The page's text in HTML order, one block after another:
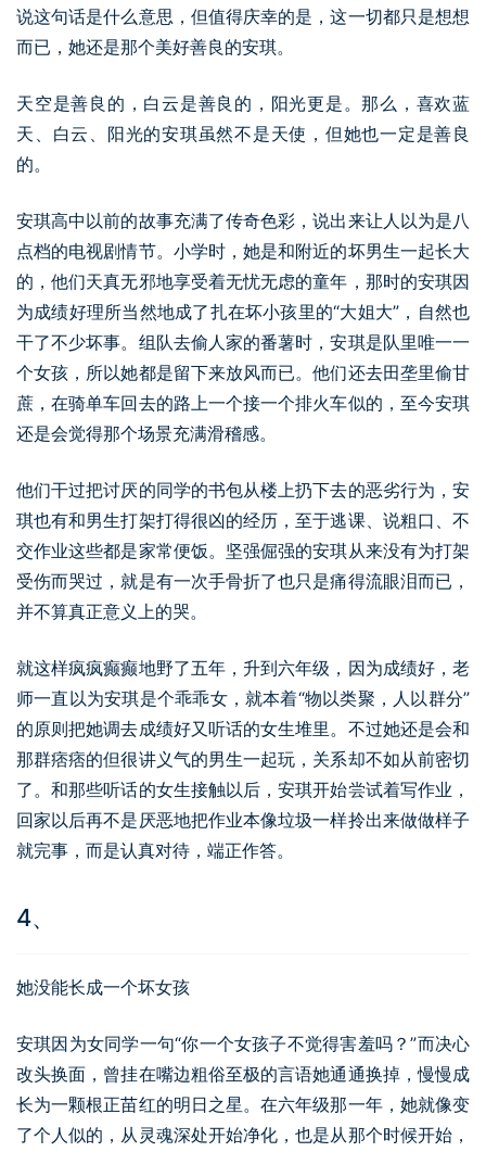
说这句话是什么意思，但值得庆幸的是，这一切都只是想想
而已，她还是那个美好善良的安琪。
天空是善良的，白云是善良的，阳光更是。那么，喜欢蓝
天、白云、阳光的安琪虽然不是天使，但她也一定是善良
的。
安琪高中以前的故事充满了传奇色彩，说出来让人以为是八
点档的电视剧情节。小学时，她是和附近的坏男生一起长大
的，他们天真无邪地享受着无忧无虑的童年，那时的安琪因
为成绩好理所当然地成了扎在坏小孩里的“大姐大”，自然也
干了不少坏事。组队去偷人家的番薯时，安琪是队里唯一一
个女孩，所以她都是留下来放风而已。他们还去田垄里偷甘
蔗，在骑单车回去的路上一个接一个排火车似的，至今安琪
还是会觉得那个场景充满滑稽感。
他们干过把讨厌的同学的书包从楼上扔下去的恶劣行为，安
琪也有和男生打架打得很凶的经历，至于逃课、说粗口、不
交作业这些都是家常便饭。坚强倔强的安琪从来没有为打架
受伤而哭过，就是有一次手骨折了也只是痛得流眼泪而已，
并不算真正意义上的哭。
就这样疯疯癫癫地野了五年，升到六年级，因为成绩好，老
师一直以为安琪是个乖乖女，就本着“物以类聚，人以群分”
的原则把她调去成绩好又听话的女生堆里。不过她还是会和
那群痞痞的但很讲义气的男生一起玩，关系却不如从前密切
了。和那些听话的女生接触以后，安琪开始尝试着写作业，
回家以后再不是厌恶地把作业本像垃圾一样拎出来做做样子
就完事，而是认真对待，端正作答。
4、
她没能长成一个坏女孩
安琪因为女同学一句“你一个女孩子不觉得害羞吗？”而决心
改头换面，曾挂在嘴边粗俗至极的言语她通通换掉，慢慢成
长为一颗根正苗红的明日之星。在六年级那一年，她就像变
了个人似的，从灵魂深处开始净化，也是从那个时候开始，